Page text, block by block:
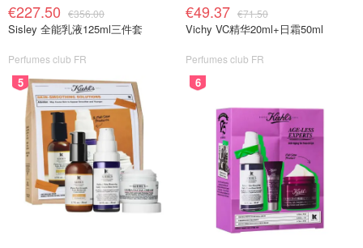
€227.50 €356.00
Sisley 全能乳液125ml三件套
Perfumes club FR
€49.37 €71.50
Vichy VC精华20ml+日霜50ml
Perfumes club FR
5 6